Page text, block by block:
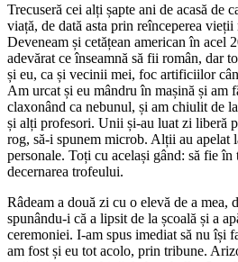
Trecuseră cei alți șapte ani de acasă de
viață, de dată asta prin reînceperea
Deveneam și cetățean american în acel
adevărat ce înseamnă să fii român, dar
și eu, ca și vecinii mei, foc artificiilor
Am urcat și eu mândru în mașină și am
claxonând ca nebunul, și am chiulit de
și alți profesori. Unii și-au luat zi liberă
rog, să-i spunem microb. Alții au apelat
personale. Toți cu același gând: să fie în
decernarea trofeului.
Râdeam a două zi cu o elevă de a mea,
spunându-i că a lipsit de la școală și a
ceremoniei. I-am spus imediat să nu își
am fost și eu tot acolo, prin tribune.